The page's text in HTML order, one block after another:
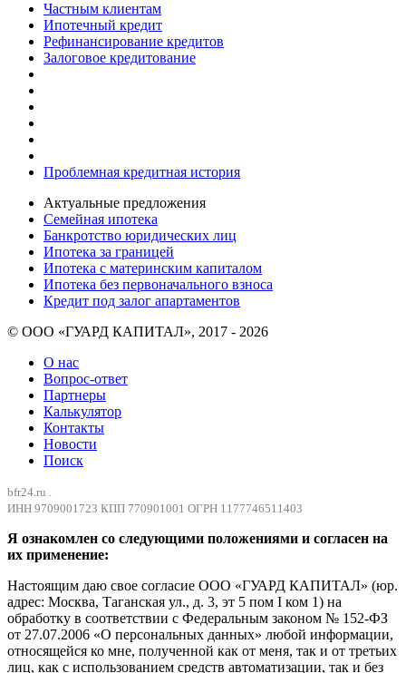
Частным клиентам
Ипотечный кредит
Рефинансирование кредитов
Залоговое кредитование
Проблемная кредитная история
Актуальные предложения
Семейная ипотека
Банкротство юридических лиц
Ипотека за границей
Ипотека с материнским капиталом
Ипотека без первоначального взноса
Кредит под залог апартаментов
© ООО «ГУАРД КАПИТАЛ», 2017 - 2026
О нас
Вопрос-ответ
Партнеры
Калькулятор
Контакты
Новости
Поиск
bfr24.ru .
ИНН 9709001723 КПП 770901001 ОГРН 1177746511403
Я ознакомлен со следующими положениями и согласен на
их применение:
Настоящим даю свое согласие ООО «ГУАРД КАПИТАЛ» (юр.
адрес: Москва, Таганская ул., д. 3, эт 5 пом I ком 1) на
обработку в соответствии с Федеральным законом № 152-ФЗ
от 27.07.2006 «О персональных данных» любой информации,
относящейся ко мне, полученной как от меня, так и от третьих
лиц, как с использованием средств автоматизации, так и без